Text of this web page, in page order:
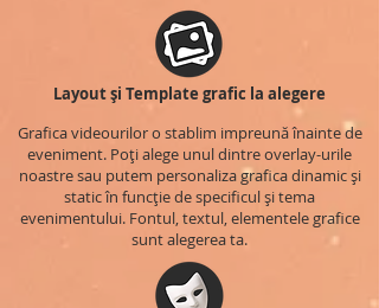
Layout și Template grafic la alegere
Grafica videourilor o stablim impreună înainte de
eveniment. Poți alege unul dintre overlay-urile
noastre sau putem personaliza grafica dinamic și
static în funcție de specificul și tema
evenimentului. Fontul, textul, elementele grafice
sunt alegerea ta.